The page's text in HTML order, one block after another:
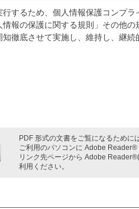
するため、個人情報保護コンプ
報の保護に関する規則」その他
徹底させて実施し、維持し、継続
PDF 形式の文書をご覧になるために
ご利用のパソコンに Adobe
リンク先ページから Adobe
利用ください。